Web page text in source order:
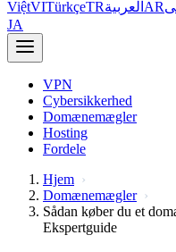
ViệtVITürkçeTRالعربية AR
JA
VPN
Cybersikkerhed
Domænemægler
Hosting
Fordele
Hjem
Domænemægler
Sådan køber du et
Ekspertguide